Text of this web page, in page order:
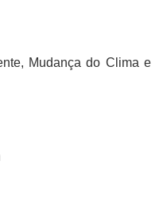
Mudança do Clima e